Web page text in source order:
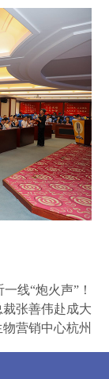
一线“炮火声”！
张善伟赴成大
物营销中心杭州